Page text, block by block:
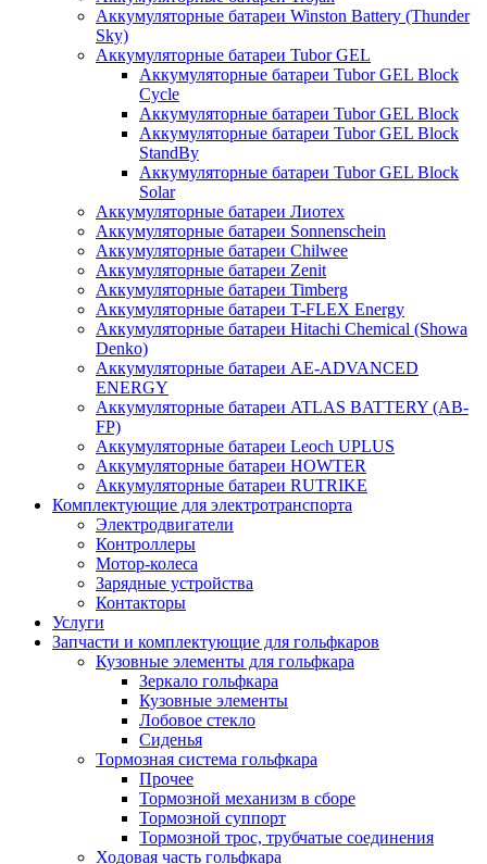
Аккумуляторные батареи Winston Battery (Thunder
Sky)
Аккумуляторные батареи Tubor GEL
Аккумуляторные батареи Tubor GEL Block
Cycle
Аккумуляторные батареи Tubor GEL Block
Аккумуляторные батареи Tubor GEL Block
StandBy
Аккумуляторные батареи Tubor GEL Block
Solar
Аккумуляторные батареи Лиотех
Аккумуляторные батареи Sonnenschein
Аккумуляторные батареи Chilwee
Аккумуляторные батареи Zenit
Аккумуляторные батареи Timberg
Аккумуляторные батареи T-FLEX Energy
Аккумуляторные батареи Hitachi Chemical (Showa
Denko)
Аккумуляторные батареи АЕ-ADVANCED
ENERGY
Аккумуляторные батареи ATLAS BATTERY (AB-
FP)
Аккумуляторные батареи Leoch UPLUS
Аккумуляторные батареи HOWTER
Аккумуляторные батареи RUTRIKE
Комплектующие для электротранспорта
Электродвигатели
Контроллеры
Мотор-колеса
Зарядные устройства
Контакторы
Услуги
Запчасти и комплектующие для гольфкаров
Кузовные элементы для гольфкара
Зеркало гольфкара
Кузовные элементы
Лобовое стекло
Сиденья
Тормозная система гольфкара
Прочее
Тормозной механизм в сборе
Тормозной суппорт
Тормозной трос, трубчатые соединения
Ходовая часть гольфкара